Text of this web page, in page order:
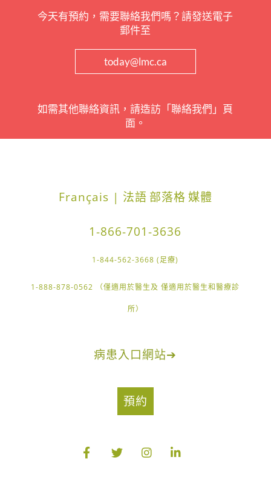
今天有預約，需要聯絡我們嗎？請發送電子
郵件至
today@lmc.ca
如需其他聯絡資訊，請造訪「聯絡我們」頁
面。
Français | 法語 部落格媒體
1-866-701-3636
1-844-562-3668 (足療)
1-888-878-0562 （僅適用於醫生及 僅適用於醫生和醫療診
所）
病患入口網站➔
預約